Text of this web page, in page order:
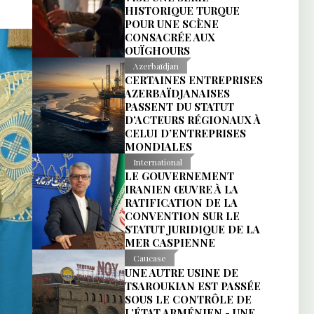
HISTORIQUE TURQUE
POUR UNE SCÈNE
CONSACRÉE AUX
OUÏGHOURS
Azerbaïdjan
CERTAINES ENTREPRISES
AZERBAÏDJANAISES
PASSENT DU STATUT
D’ACTEURS RÉGIONAUX À
CELUI D’ENTREPRISES
MONDIALES
International
LE GOUVERNEMENT
IRANIEN ŒUVRE À LA
RATIFICATION DE LA
CONVENTION SUR LE
STATUT JURIDIQUE DE LA
MER CASPIENNE
Caucase
UNE AUTRE USINE DE
TSAROUKIAN EST PASSÉE
SOUS LE CONTRÔLE DE